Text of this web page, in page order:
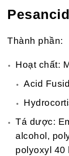
Thành phần:
Hoạt chất:
Acid
Tá dược:
alcohol,
polyoxyl 40